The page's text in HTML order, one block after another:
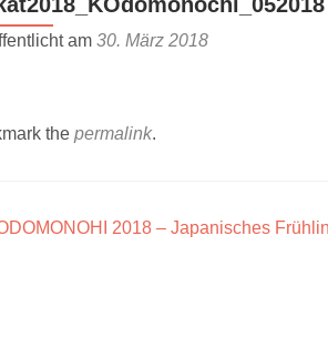
am 30. März 2018
the permalink.
2018 – Japanisches